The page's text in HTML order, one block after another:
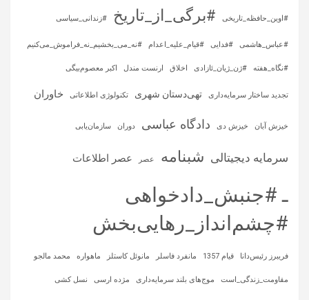
#اوین_حافظه_تاریخی #برگی_از_تاریخ #زندانی_سیاسی
#عباس_هاشمی #فدایی #قیام_علیه_اعدام #نه_می_بخشیم_نه_فراموش_می‌کنیم
#نگاه_هفته #ژن_ژیان_ئازادی اخلاق ارنست مندل اکبر معصوم‌بیگی
تجدید ساختار سرمایه‌داری تهی‌دستان شهری تکنولوژی اطلاعاتی خاوران
خیزش آبان خیزش دی دادگاه عباسی دوران سازمان‌یابی
سرمایه‌ دیجیتالی شبنامه عصر عصر اطلاعات
ـ #جنبش_دادخواهی
#چشم‌انداز_رهایی‌بخش
فریبرز رئیس‌دانا قیام 1357 مانفرد فاسلر مانوئل کاستلز ماهواره‌ محمد مالجو
مقاومت_زندگی_است موج‌های بلند سرمایه‌داری مژده ارسی نسل کشی